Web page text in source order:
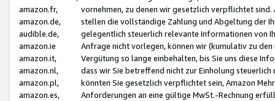
amazon.fr,
amazon.de,
audible.de,
amazon.ie
amazon.it,
amazon.nl,
amazon.pl,
amazon.es,
vornehmen, zu denen wir gesetzlich verpflichtet
stellen die vollständige Zahlung und Abgeltung der
gelegentlich steuerlich relevante Informationen von
Anfrage nicht vorlegen, können wir (kumulativ zu
Vergütung so lange einbehalten, bis Sie uns diese
dass wir Sie betreffend nicht zur Einholung
könnten Sie gesetzlich verpflichtet sein, Amazon
Anforderungen an eine gültige MwSt.-Rechnung